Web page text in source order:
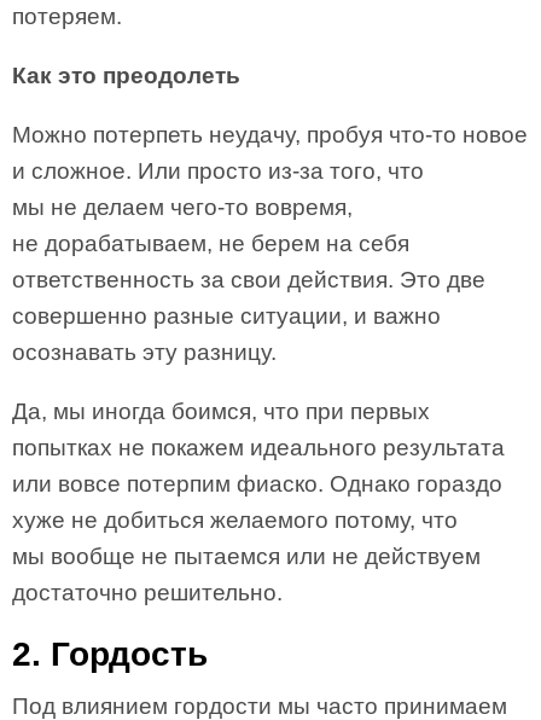
потеряем.
Как это преодолеть
Можно потерпеть неудачу, пробуя что-то новое
и сложное. Или просто из-за того, что
мы не делаем чего-то вовремя,
не дорабатываем, не берем на себя
ответственность за свои действия. Это две
совершенно разные ситуации, и важно
осознавать эту разницу.
Да, мы иногда боимся, что при первых
попытках не покажем идеального результата
или вовсе потерпим фиаско. Однако гораздо
хуже не добиться желаемого потому, что
мы вообще не пытаемся или не действуем
достаточно решительно.
2. Гордость
Под влиянием гордости мы часто принимаем